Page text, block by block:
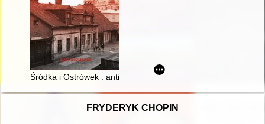
Śródka i Ostrówek : antiqua civitas Posnaniensis
FRYDERYK CHOPIN